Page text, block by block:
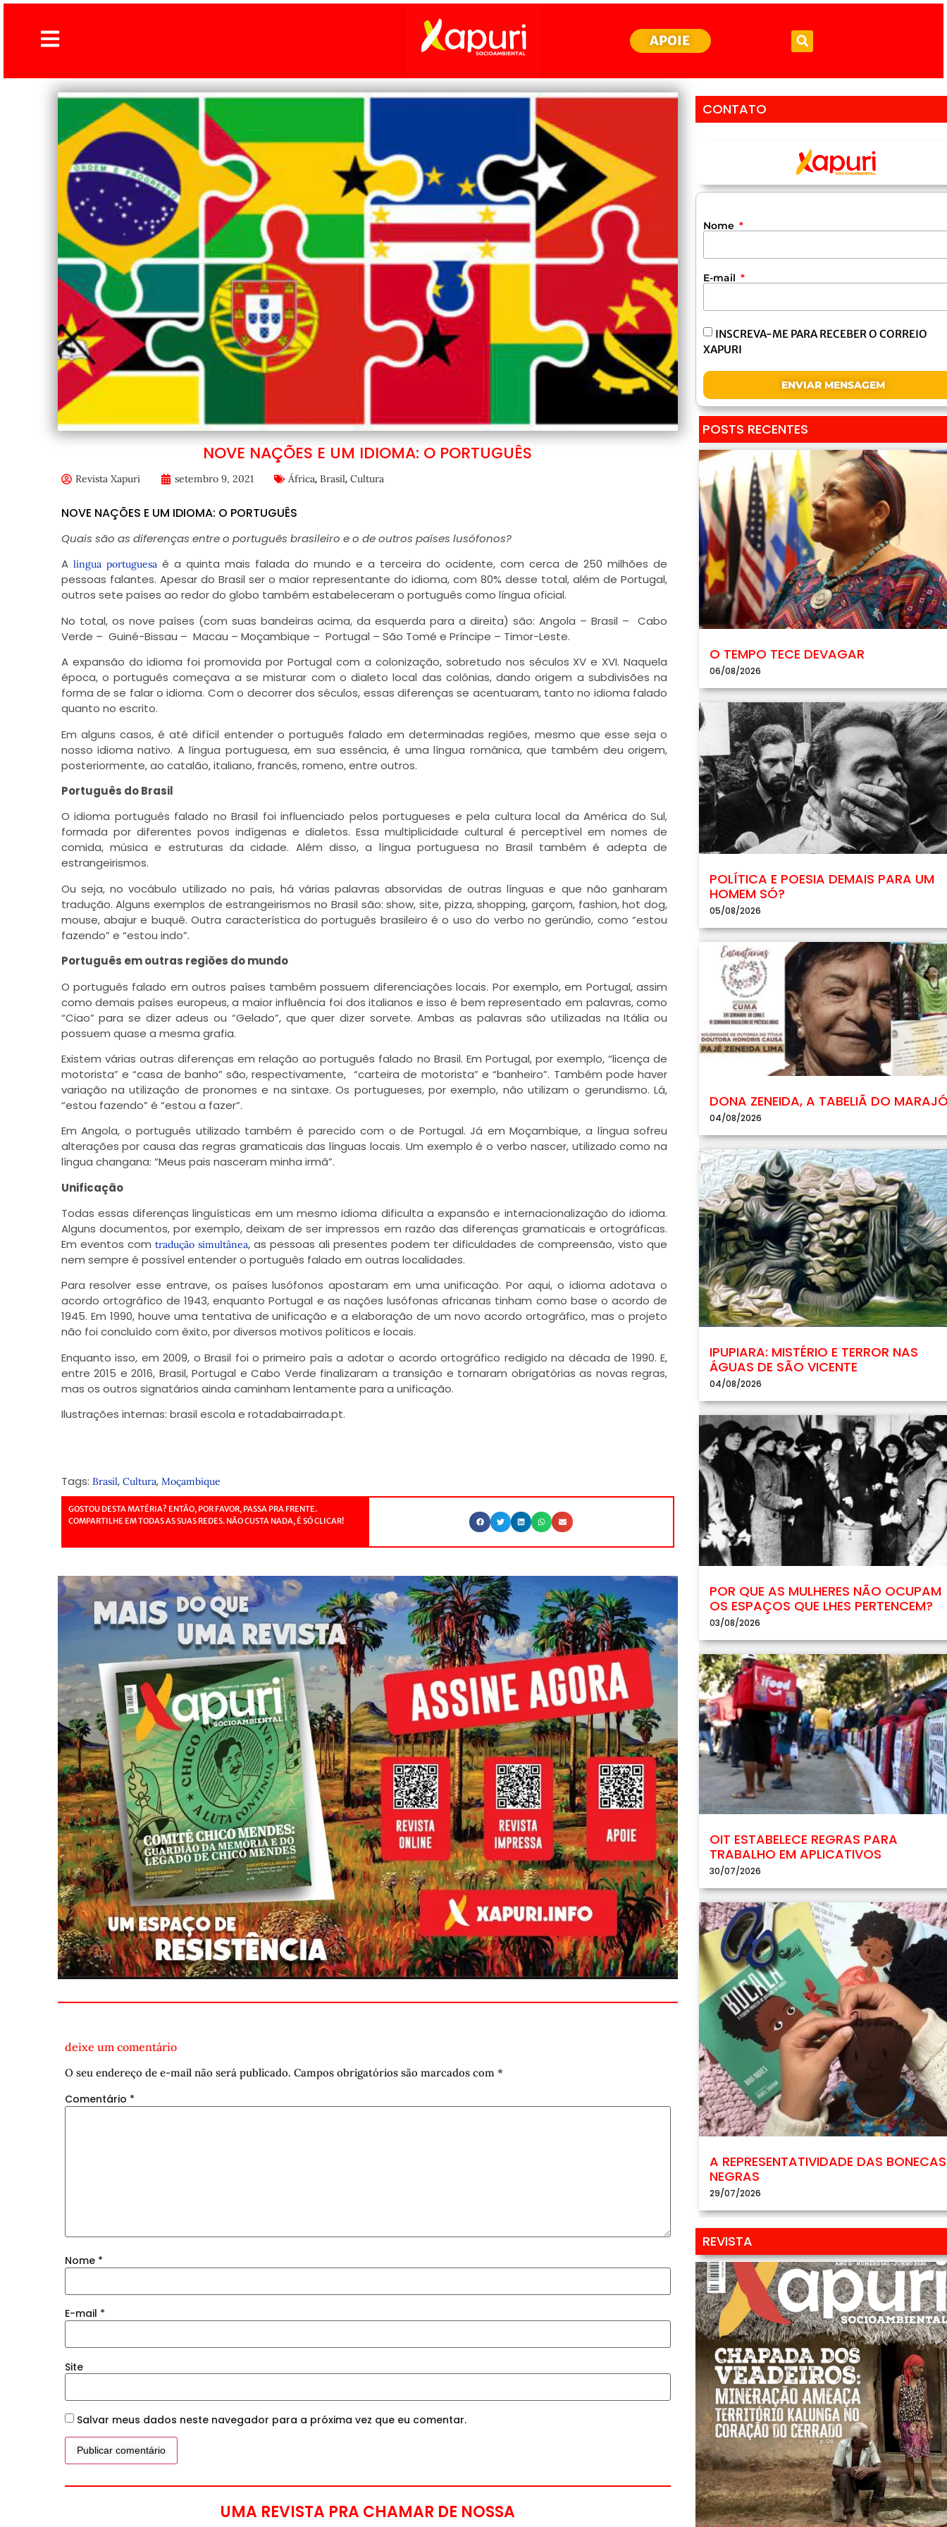
APOIE
NOVE NAÇÕES E UM IDIOMA: O PORTUGUÊS
Revista Xapuri setembro 9, 2021 África, Brasil, Cultura
NOVE NAÇÕES E UM IDIOMA: O PORTUGUÊS
Quais são as diferenças entre o português brasileiro e o de outros países lusófonos?
A língua portuguesaé a quinta mais falada do mundo e a terceira do ocidente, com cerca de 250 milhões de
pessoas falantes. Apesar do Brasil ser o maior representante do idioma, com 80% desse total, além de Portugal,
outros sete países ao redor do globo também estabeleceram o português como língua oficial.
No total, os nove países (com suas bandeiras acima, da esquerda para a direita) são: Angola – Brasil – Cabo
Verde – Guiné-Bissau – Macau – Moçambique – Portugal – São Tomé e Príncipe – Timor-Leste.
A expansão do idioma foi promovida por Portugal com a colonização, sobretudo nos séculos XV e XVI. Naquela
época, o português começava a se misturar com o dialeto local das colônias, dando origem a subdivisões na
forma de se falar o idioma. Com o decorrer dos séculos, essas diferenças se acentuaram, tanto no idioma falado
quanto no escrito.
Em alguns casos, é até difícil entender o português falado em determinadas regiões, mesmo que esse seja o
nosso idioma nativo. A língua portuguesa, em sua essência, é uma língua românica, que também deu origem,
posteriormente, ao catalão, italiano, francês, romeno, entre outros.
Português do Brasil
O idioma português falado no Brasil foi influenciado pelos portugueses e pela cultura local da América do Sul,
formada por diferentes povos indígenas e dialetos. Essa multiplicidade cultural é perceptível em nomes de
comida, música e estruturas da cidade. Além disso, a língua portuguesa no Brasil também é adepta de
estrangeirismos.
Ou seja, no vocábulo utilizado no país, há várias palavras absorvidas de outras línguas e que não ganharam
tradução. Alguns exemplos de estrangeirismos no Brasil são: show, site, pizza, shopping, garçom, fashion, hot dog,
mouse, abajur e buquê. Outra característica do português brasileiro é o uso do verbo no gerúndio, como “estou
fazendo” e “estou indo”.
Português em outras regiões do mundo
O português falado em outros países também possuem diferenciações locais. Por exemplo, em Portugal, assim
como demais países europeus, a maior influência foi dos italianos e isso é bem representado em palavras, como
“Ciao” para se dizer adeus ou “Gelado”, que quer dizer sorvete. Ambas as palavras são utilizadas na Itália ou
possuem quase a mesma grafia.
Existem várias outras diferenças em relação ao português falado no Brasil. Em Portugal, por exemplo, “licença de
motorista” e “casa de banho” são, respectivamente, “carteira de motorista” e “banheiro”. Também pode haver
variação na utilização de pronomes e na sintaxe. Os portugueses, por exemplo, não utilizam o gerundismo. Lá,
“estou fazendo” é “estou a fazer”.
Em Angola, o português utilizado também é parecido com o de Portugal. Já em Moçambique, a língua sofreu
alterações por causa das regras gramaticais das línguas locais. Um exemplo é o verbo nascer, utilizado como na
língua changana: “Meus pais nasceram minha irmã”.
Unificação
Todas essas diferenças linguísticas em um mesmo idioma dificulta a expansão e internacionalização do idioma.
Alguns documentos, por exemplo, deixam de ser impressos em razão das diferenças gramaticais e ortográficas.
Em eventos com tradução simultânea, as pessoas ali presentes podem ter dificuldades de compreensão, visto que
nem sempre é possível entender o português falado em outras localidades.
Para resolver esse entrave, os países lusófonos apostaram em uma unificação. Por aqui, o idioma adotava o
acordo ortográfico de 1943, enquanto Portugal e as nações lusófonas africanas tinham como base o acordo de
1945. Em 1990, houve uma tentativa de unificação e a elaboração de um novo acordo ortográfico, mas o projeto
não foi concluído com êxito, por diversos motivos políticos e locais.
Enquanto isso, em 2009, o Brasil foi o primeiro país a adotar o acordo ortográfico redigido na década de 1990. E,
entre 2015 e 2016, Brasil, Portugal e Cabo Verde finalizaram a transição e tornaram obrigatórias as novas regras,
mas os outros signatários ainda caminham lentamente para a unificação.
Ilustrações internas: brasil escola e rotadabairrada.pt.
Tags: Brasil, Cultura, Moçambique
GOSTOU DESTA MATÉRIA? ENTÃO, POR FAVOR, PASSA PRA FRENTE.
COMPARTILHE EM TODAS AS SUAS REDES. NÃO CUSTA NADA, É SÓ CLICAR!
deixe um comentário
O seu endereço de e-mail não será publicado. Campos obrigatórios são marcados com *
Comentário *
Nome *
E-mail *
Site
Salvar meus dados neste navegador para a próxima vez que eu comentar.
UMA REVISTA PRA CHAMAR DE NOSSA
CONTATO
Nome
E-mail
INSCREVA-ME PARA RECEBER O CORREIO
XAPURI
ENVIAR MENSAGEM
POSTS RECENTES
O TEMPO TECE DEVAGAR
06/08/2026
POLÍTICA E POESIA DEMAIS PARA UM
HOMEM SÓ?
05/08/2026
DONA ZENEIDA, A TABELIÃ DO
04/08/2026
IPUPIARA: MISTÉRIO E TERROR NAS
ÁGUAS DE SÃO VICENTE
04/08/2026
POR QUE AS MULHERES NÃO OCUPAM
OS ESPAÇOS QUE LHES PERTENCEM?
03/08/2026
OIT ESTABELECE REGRAS PARA
TRABALHO EM APLICATIVOS
30/07/2026
A REPRESENTATIVIDADE DAS BONECAS
NEGRAS
29/07/2026
REVISTA